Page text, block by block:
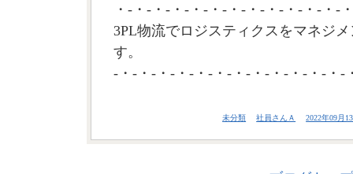
・-・-・-・-・-・-・-・-・-・-・-・-
3PL物流でロジスティクスをマネジ
す。
-・-・-・-・-・-・-・-・-・-・-・-・-
未分類 社員さんＡ 2022年09月